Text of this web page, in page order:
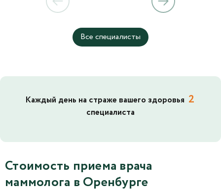
Все специалисты
Каждый день на страже вашего здоровья 2
специалиста
Стоимость приема врача
маммолога в Оренбурге